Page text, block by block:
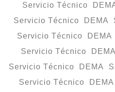
Servicio Técnico
Servicio Técnico DEMA
Servicio Técnico DEMA
Servicio Técnico
Servicio Técnico DEMA
Servicio Técnico